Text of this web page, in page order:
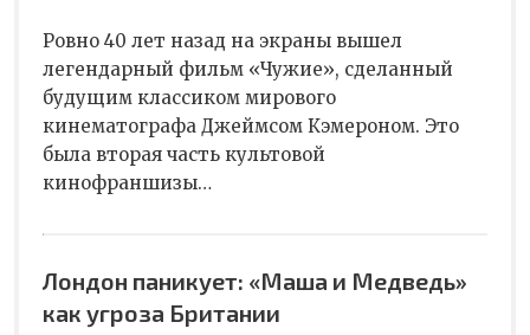
Ровно 40 лет назад на экраны вышел
легендарный фильм «Чужие», сделанный
будущим классиком мирового
кинематографа Джеймсом Кэмероном. Это
была вторая часть культовой
кинофраншизы…
Лондон паникует: «Маша и Медведь»
как угроза Британии